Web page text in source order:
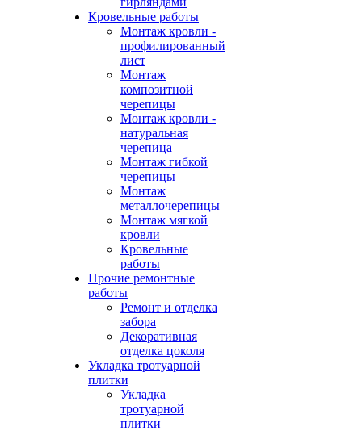
Кровельные работы
Монтаж кровли -
профилированный
лист
Монтаж
композитной
черепицы
Монтаж кровли -
натуральная
черепица
Монтаж гибкой
черепицы
Монтаж
металлочерепицы
Монтаж мягкой
кровли
Кровельные
работы
Прочие ремонтные
работы
Ремонт и отделка
забора
Декоративная
отделка цоколя
Укладка тротуарной
плитки
Укладка
тротуарной
плитки